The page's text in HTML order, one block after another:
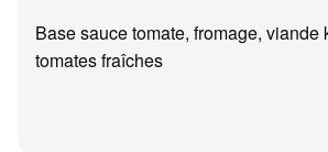
Base sauce tomate, fromage, viande
tomates fraîches